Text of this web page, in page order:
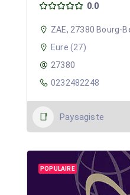
0.0
ZAE, 27380 Bourg-
Eure (27)
27380
0232482248
Paysagiste
POPULAIRE